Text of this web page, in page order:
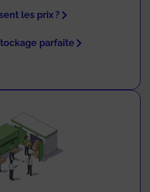
les prix ?
parfaite